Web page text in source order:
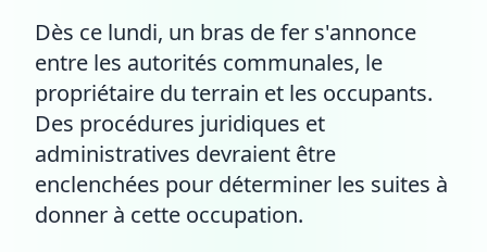
Dès ce lundi, un bras de fer s'annonce
entre les autorités communales, le
propriétaire du terrain et les occupants.
Des procédures juridiques et
administratives devraient être
enclenchées pour déterminer les suites à
donner à cette occupation.